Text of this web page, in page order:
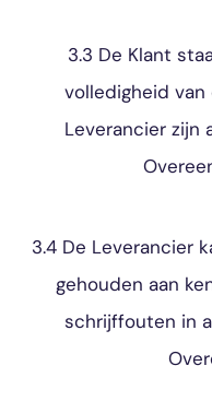
3.3 De Klant
volledigheid
Leverancier zijn
3.4 De Leverancier
gehouden aan
schrijffouten in